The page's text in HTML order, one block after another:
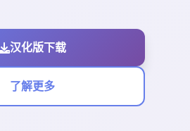
汉化版下载
了解更多